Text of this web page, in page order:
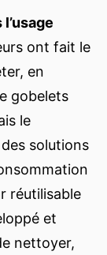
ont fait le
en
gobelets
le
solutions
réutilisable
et
nettoyer,